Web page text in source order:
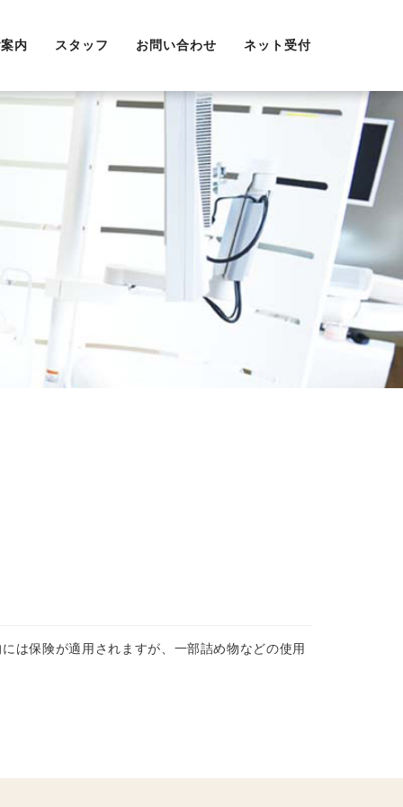
内 スタッフ お問い合わせ ネット受付
は保険が適用されますが、一部詰め物などの使用